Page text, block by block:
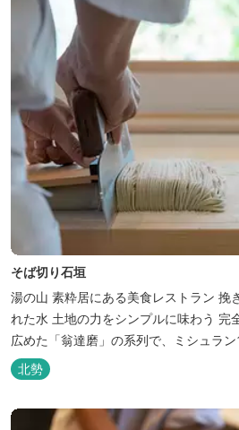
そば切り石垣
湯の山 素粋居にある美食レストラン 挽き立ての蕎麦と深山に磨か
れた水 土地の力をシンプルに味わう 完全自家製粉の手打ち蕎麦を
広めた「翁達磨」の系列で、ミシュラ
鑽を積んだ石垣雄介氏が開業した「そば
自家製粉による二八蕎麦を踏襲し、蕎麦
を実現しました。国産蕎麦の香りを存
天然の水の力...
北勢